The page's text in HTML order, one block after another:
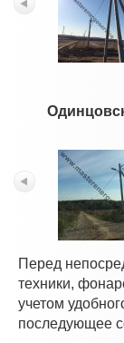
Перед
техники,
учетом
последующее